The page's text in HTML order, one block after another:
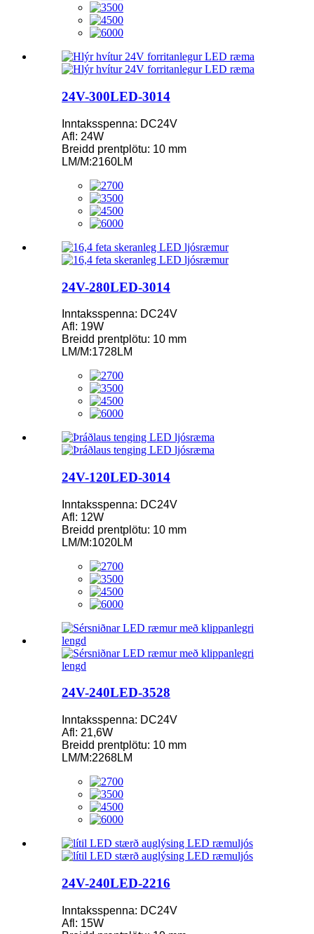
24V-300LED-3014
Inntaksspenna: DC24V
Afl: 24W
Breidd prentplötu: 10 mm
LM/M:2160LM
24V-280LED-3014
Inntaksspenna: DC24V
Afl: 19W
Breidd prentplötu: 10 mm
LM/M:1728LM
24V-120LED-3014
Inntaksspenna: DC24V
Afl: 12W
Breidd prentplötu: 10 mm
LM/M:1020LM
24V-240LED-3528
Inntaksspenna: DC24V
Afl: 21,6W
Breidd prentplötu: 10 mm
LM/M:2268LM
24V-240LED-2216
Inntaksspenna: DC24V
Afl: 15W